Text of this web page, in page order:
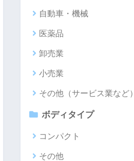
自動車・機械
医薬品
卸売業
小売業
その他（サービス業など）
ボディタイプ
コンパクト
その他